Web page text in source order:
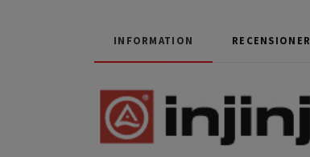
INFORMATION RECENSIONER